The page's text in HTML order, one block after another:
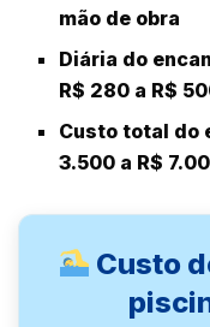
mão de obra
Diária do
R$ 280 a R$
Custo total do
3.500 a R$
Custo